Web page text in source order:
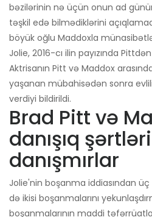
bəzilərinin nə üçün onun ad
təşkil edə bilmədiklərini
böyük oğlu Maddoxla
Jolie, 2016-cı ilin payızında
Aktrisanın Pitt və Maddox
yaşanan mübahisədən sonra
verdiyi bildirildi.
Brad Pitt və
danışıq
danışmırlar
Jolie'nin boşanma iddiasından
də ikisi boşanmalarını
boşanmalarının maddi